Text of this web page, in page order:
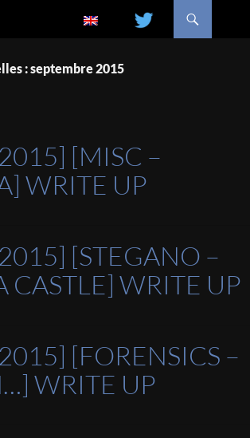
: septembre 2015
[MISC –
WRITE UP
[STEGANO –
CASTLE] WRITE UP
[FORENSICS –
WRITE UP